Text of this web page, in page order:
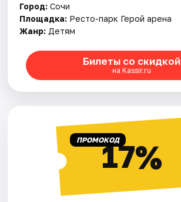
Город: Сочи
Площадка: Ресто-парк Герой арена
Жанр: Детям
Билеты со скидкой
на Kassir.ru
ПРОМОКОД17%